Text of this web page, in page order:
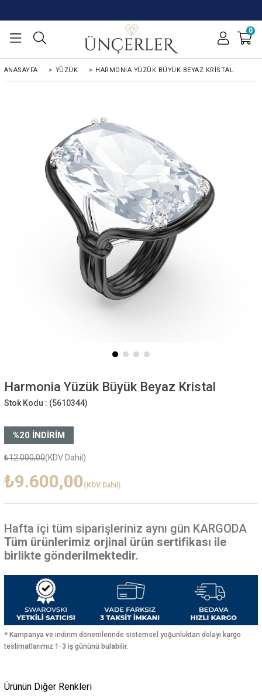
0
ANASAYFA > YÜZÜK > HARMONIA YÜZÜK BÜYÜK BEYAZ KRISTAL
Harmonia Yüzük Büyük Beyaz Kristal
Stok Kodu : (5610344)
%20 İNDIRIM
₺12.000,00(KDV Dahil)
₺9.600,00 (KDV Dahil)
Hafta içi tüm siparişleriniz aynı gün KARGODA
Tüm ürünlerimiz orjinal ürün sertifikası ile
birlikte gönderilmektedir.
* Kampanya ve indirim dönemlerinde sistemsel yoğunluktan dolayı kargo
teslimatlarımız 1-3 iş gününü bulabilir.
Ürünün Diğer Renkleri